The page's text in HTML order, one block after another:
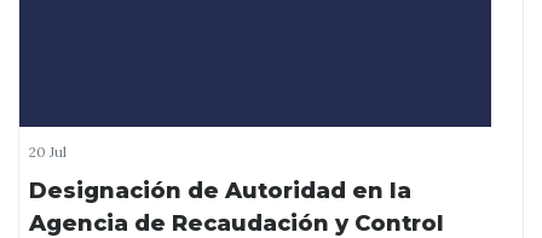
20 Jul
Designación de Autoridad en la
Agencia de Recaudación y Control